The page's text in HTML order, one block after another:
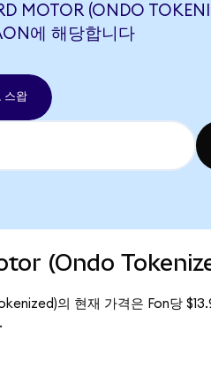
MOTOR (ONDO
에 해당합니다
스왑
(Ondo
의 현재 가격은 Fon당